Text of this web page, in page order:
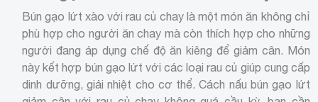
Bún gạo lứt xào với rau củ chay là một món ăn không chỉ
phù hợp cho người ăn chay mà còn thích hợp cho những
người đang áp dụng chế độ ăn kiêng để giảm cân. Món
này kết hợp bún gạo lứt với các loại rau củ giúp cung cấp
dinh dưỡng, giải nhiệt cho cơ thể. Cách nấu bún gạo lứt